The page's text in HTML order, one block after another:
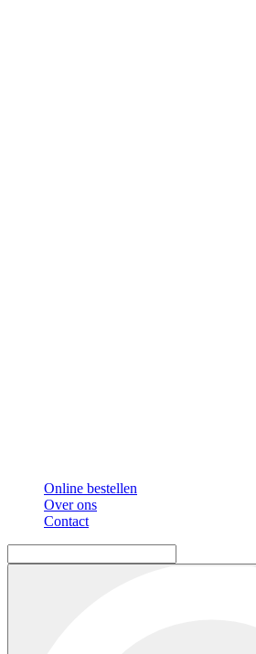
Online bestellen
Over ons
Contact